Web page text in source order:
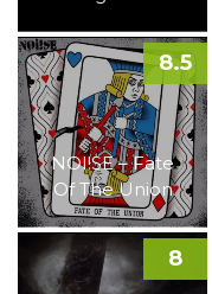
NOI!SE – Fate
Of The Union
8.5
8